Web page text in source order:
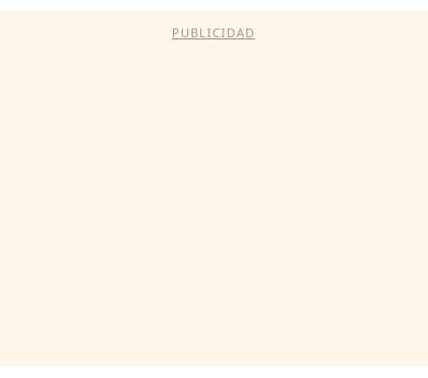
PUBLICIDAD